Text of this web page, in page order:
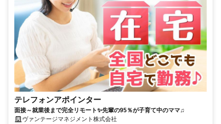
テレフォンアポインター
面接～就業後まで完全リモート✨先輩の95％が子育て中のママ♫
ヴァンテージマネジメント株式会社